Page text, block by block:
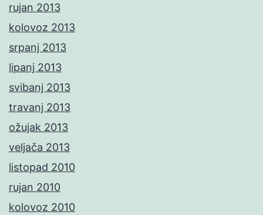
rujan 2013
kolovoz 2013
srpanj 2013
lipanj 2013
svibanj 2013
travanj 2013
ožujak 2013
veljača 2013
listopad 2010
rujan 2010
kolovoz 2010